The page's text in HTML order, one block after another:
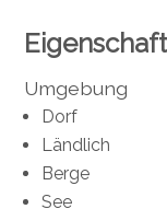
Umgebung
Dorf
Ländlich
Berge
See